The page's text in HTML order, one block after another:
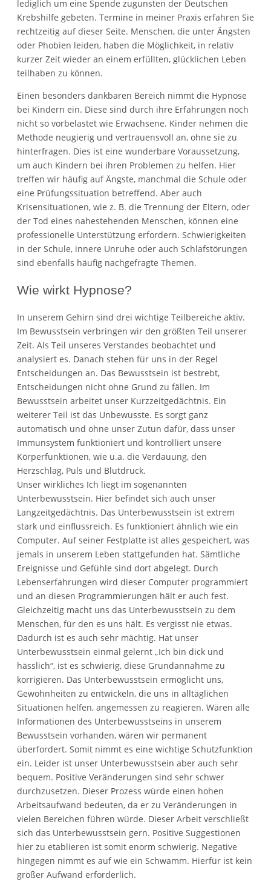
lediglich um eine Spende zugunsten der Deutschen
Krebshilfe gebeten. Termine in meiner Praxis erfahren Sie
rechtzeitig auf dieser Seite. Menschen, die unter Ängsten
oder Phobien leiden, haben die Möglichkeit, in relativ
kurzer Zeit wieder an einem erfüllten, glücklichen Leben
teilhaben zu können.
Einen besonders dankbaren Bereich nimmt die Hypnose
bei Kindern ein. Diese sind durch ihre Erfahrungen noch
nicht so vorbelastet wie Erwachsene. Kinder nehmen die
Methode neugierig und vertrauensvoll an, ohne sie zu
hinterfragen. Dies ist eine wunderbare Voraussetzung,
um auch Kindern bei ihren Problemen zu helfen. Hier
treffen wir häufig auf Ängste, manchmal die Schule oder
eine Prüfungssituation betreffend. Aber auch
Krisensituationen, wie z. B. die Trennung der Eltern, oder
der Tod eines nahestehenden Menschen, können eine
professionelle Unterstützung erfordern. Schwierigkeiten
in der Schule, innere Unruhe oder auch Schlafstörungen
sind ebenfalls häufig nachgefragte Themen.
Wie wirkt Hypnose?
In unserem Gehirn sind drei wichtige Teilbereiche aktiv.
Im Bewusstsein verbringen wir den größten Teil unserer
Zeit. Als Teil unseres Verstandes beobachtet und
analysiert es. Danach stehen für uns in der Regel
Entscheidungen an. Das Bewusstsein ist bestrebt,
Entscheidungen nicht ohne Grund zu fällen. Im
Bewusstsein arbeitet unser Kurzzeitgedächtnis. Ein
weiterer Teil ist das Unbewusste. Es sorgt ganz
automatisch und ohne unser Zutun dafür, dass unser
Immunsystem funktioniert und kontrolliert unsere
Körperfunktionen, wie u.a. die Verdauung, den
Herzschlag, Puls und Blutdruck.
Unser wirkliches Ich liegt im sogenannten
Unterbewusstsein. Hier befindet sich auch unser
Langzeitgedächtnis. Das Unterbewusstsein ist extrem
stark und einflussreich. Es funktioniert ähnlich wie ein
Computer. Auf seiner Festplatte ist alles gespeichert, was
jemals in unserem Leben stattgefunden hat. Sämtliche
Ereignisse und Gefühle sind dort abgelegt. Durch
Lebenserfahrungen wird dieser Computer programmiert
und an diesen Programmierungen hält er auch fest.
Gleichzeitig macht uns das Unterbewusstsein zu dem
Menschen, für den es uns hält. Es vergisst nie etwas.
Dadurch ist es auch sehr mächtig. Hat unser
Unterbewusstsein einmal gelernt „Ich bin dick und
hässlich“, ist es schwierig, diese Grundannahme zu
korrigieren. Das Unterbewusstsein ermöglicht uns,
Gewohnheiten zu entwickeln, die uns in alltäglichen
Situationen helfen, angemessen zu reagieren. Wären alle
Informationen des Unterbewusstseins in unserem
Bewusstsein vorhanden, wären wir permanent
überfordert. Somit nimmt es eine wichtige Schutzfunktion
ein. Leider ist unser Unterbewusstsein aber auch sehr
bequem. Positive Veränderungen sind sehr schwer
durchzusetzen. Dieser Prozess würde einen hohen
Arbeitsaufwand bedeuten, da er zu Veränderungen in
vielen Bereichen führen würde. Dieser Arbeit verschließt
sich das Unterbewusstsein gern. Positive Suggestionen
hier zu etablieren ist somit enorm schwierig. Negative
hingegen nimmt es auf wie ein Schwamm. Hierfür ist kein
großer Aufwand erforderlich.